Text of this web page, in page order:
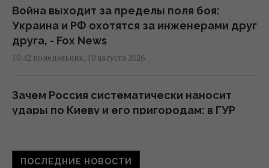
Война выходит за пределы поля боя:
Украина и РФ охотятся за инженерами друг
друга, - Fox News
10:42 понедельник, 10 августа 2026
Зачем Россия систематически наносит
удары по Киеву и его пригородам: в ГУР
ПОСЛЕДНИЕ НОВОСТИ